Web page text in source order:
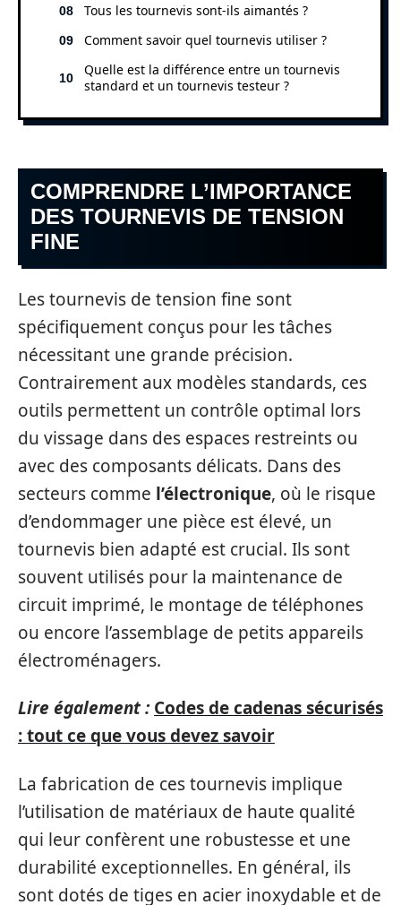
Tous les tournevis sont-ils aimantés ?
Comment savoir quel tournevis utiliser ?
Quelle est la différence entre un tournevis
standard et un tournevis testeur ?
COMPRENDRE L’IMPORTANCE
DES TOURNEVIS DE TENSION
FINE
Les tournevis de tension fine sont
spécifiquement conçus pour les tâches
nécessitant une grande précision.
Contrairement aux modèles standards, ces
outils permettent un contrôle optimal lors
du vissage dans des espaces restreints ou
avec des composants délicats. Dans des
secteurs comme l’électronique, où le risque
d’endommager une pièce est élevé, un
tournevis bien adapté est crucial. Ils sont
souvent utilisés pour la maintenance de
circuit imprimé, le montage de téléphones
ou encore l’assemblage de petits appareils
électroménagers.
Lire également : Codes de cadenas sécurisés
: tout ce que vous devez savoir
La fabrication de ces tournevis implique
l’utilisation de matériaux de haute qualité
qui leur confèrent une robustesse et une
durabilité exceptionnelles. En général, ils
sont dotés de tiges en acier inoxydable et de